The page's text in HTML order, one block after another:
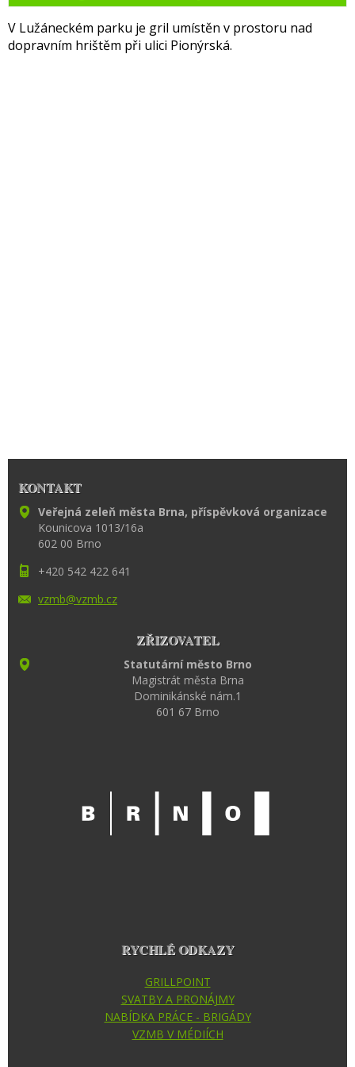
V Lužáneckém parku je gril umístěn v prostoru nad
dopravním hrištěm při ulici Pionýrská.
KONTAKT
Veřejná zeleň města Brna, příspěvková organizace
Kounicova 1013/16a
602 00 Brno
+420 542 422 641
vzmb@vzmb.cz
ZŘIZOVATEL
Statutární město Brno
Magistrát města Brna
Dominikánské nám.1
601 67 Brno
RYCHLÉ ODKAZY
GRILLPOINT
SVATBY A PRONÁJMY
NABÍDKA PRÁCE - BRIGÁDY
VZMB V MÉDIÍCH